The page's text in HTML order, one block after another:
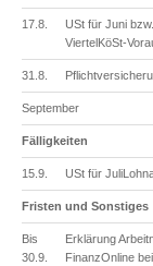
17.8.
USt für Juni
ViertelKöSt-
31.8.
September
Fälligkeiten
15.9. USt für
Fristen und Sonstiges
Bis
30.9.
Erklärung
FinanzOnline